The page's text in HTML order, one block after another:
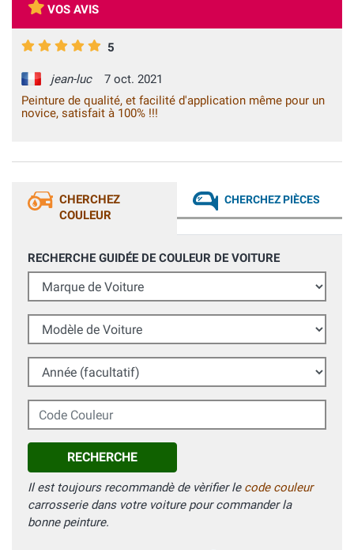
VOS AVIS
5
jean-luc
7 oct. 2021
Peinture de qualité, et facilité d'application même pour un
novice, satisfait à 100% !!!
CHERCHEZ
COULEUR
CHERCHEZ PIÈCES
RECHERCHE GUIDÉE DE COULEUR DE VOITURE
Marque de Voiture
Modèle de Voiture
Année (facultatif)
Code Couleur
RECHERCHE
Il est toujours recommandè de vèrifier le code couleur
carrosserie dans votre voiture pour commander la
bonne peinture.